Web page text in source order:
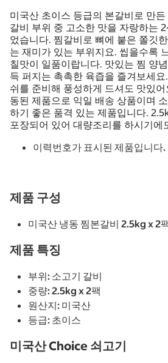
미국산 초이스 등급의 본갈비로 만
갈비 부위 중 고소한 맛을 자랑하는
었습니다. 찜갈비로 뼈에 붙은 쫄깃
는 재미가 있는 부위지요. 씹을수록
칠맛이 일품이랍니다. 맛있는 찜 양
득 퍼지는 촉촉한 육즙을 즐겨보세
쉬를 준비해 풍성하게 드셔도 맛있
동된 제품으로 익일 배송 상품이며
하기 좋은 품격 있는 제품입니다.
포장되어 있어 대량조리를 하시기에
이력번호가 표시된 제품입니다.
제품 구성
미국산 냉동 찜본갈비 2.5kg x 2
제품 특징
부위: 소고기 갈비
중량: 2.5kg x 2팩
원산지: 미국산
등급: 초이스
미국산 Choice 쇠고기